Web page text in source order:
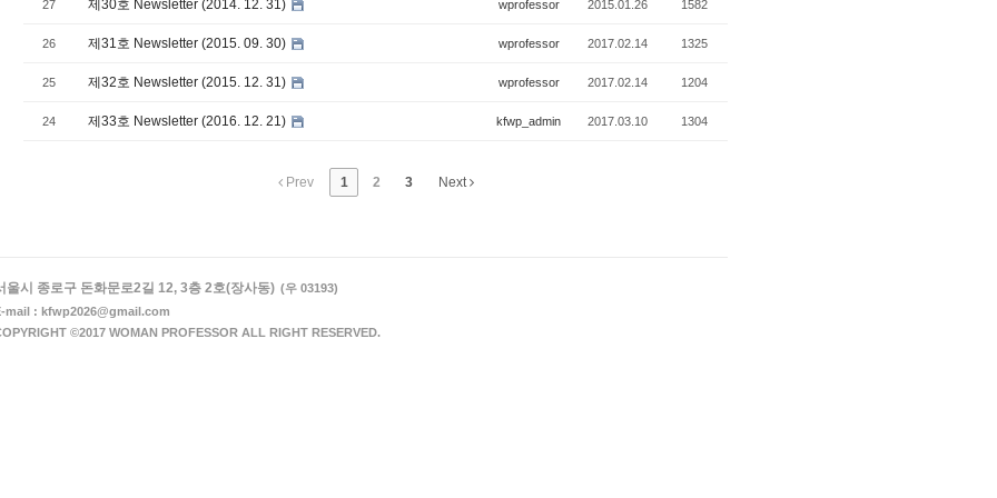
27 제30호 Newsletter (2014. 12. 31) wprofessor 2015.01.26 1582
26 제31호 Newsletter (2015. 09. 30) wprofessor 2017.02.14 1325
25 제32호 Newsletter (2015. 12. 31) wprofessor 2017.02.14 1204
24 제33호 Newsletter (2016. 12. 21) kfwp_admin 2017.03.10 1304
Prev 1 2 3 Next
울시 종로구 돈화문로2길 12, 3층 2호(장사동) (우 03193)
mail : kfwp2026@gmail.com
©2017 WOMAN PROFESSOR ALL RIGHT RESERVED.